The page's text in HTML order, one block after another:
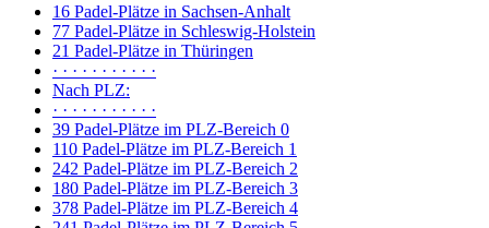
16 Padel-Plätze in Sachsen-Anhalt
77 Padel-Plätze in Schleswig-Holstein
21 Padel-Plätze in Thüringen
· · · · · · · · · · ·
Nach PLZ:
· · · · · · · · · · ·
39 Padel-Plätze im PLZ-Bereich 0
110 Padel-Plätze im PLZ-Bereich 1
242 Padel-Plätze im PLZ-Bereich 2
180 Padel-Plätze im PLZ-Bereich 3
378 Padel-Plätze im PLZ-Bereich 4